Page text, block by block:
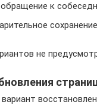
обращение к
не